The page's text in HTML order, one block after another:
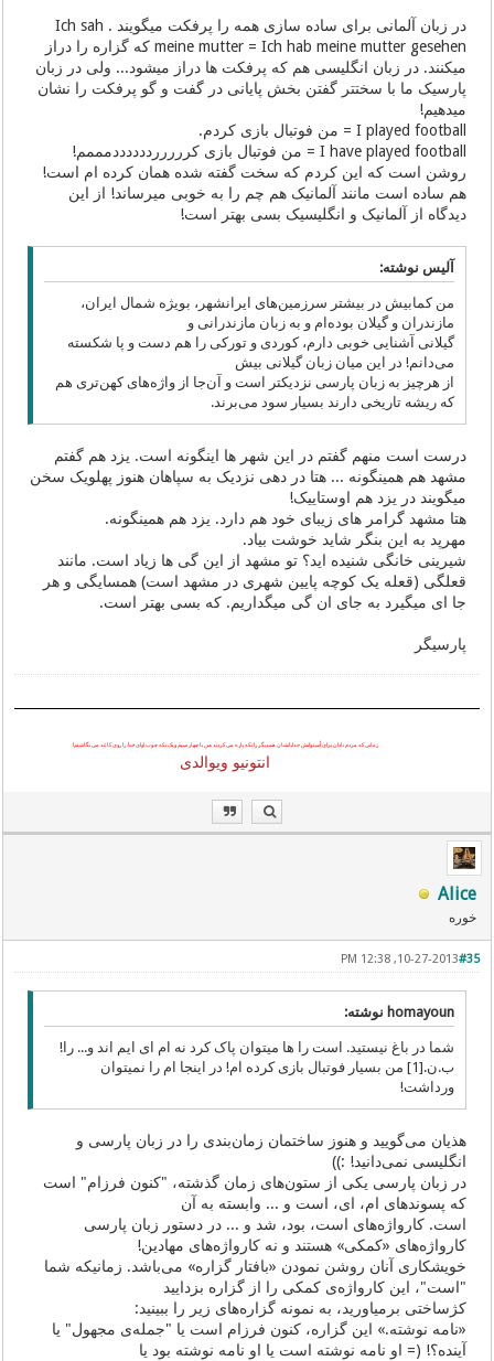
در زبان آلمانی برای ساده سازی همه را پرفکت میگویند . Ich sah
meine mutter = Ich hab meine mutter gesehen که گزاره را دراز
میکنند. در زبان انگلیسی هم که پرفکت ها دراز میشود... ولی در زبان
پارسیک ما با سختتر گفتن بخش پایانی در گفت و گو پرفکت را نشان
میدهیم!
I played football = من فوتبال بازی کردم.
I have played football = من فوتبال بازی کرررررددددددمممم!
روشن است که این کردم که سخت گفته شده همان کرده ام است!
هم ساده است مانند آلمانیک هم چم را به خوبی میرساند! از این
دیدگاه از آلمانیک و انگلیسیک بسی بهتر است!
آلیس نوشته:
من کمابیش در بیشتر سرزمین‌های ایرانشهر، بویژه شمال ایران،
مازندران و گیلان بوده‌ام و به زبان مازندرانی و
گیلانی آشنایی خوبی دارم، کوردی و تورکی را هم دست و پا شکسته
می‌دانم! در این میان زبان گیلانی بیش
از هرچیز به زبان پارسی نزدیکتر است و آن‌جا از واژه‌های کهن‌تری هم
که ریشه تاریخی دارند بسیار سود می‌برند.
درست است منهم گفتم در این شهر ها اینگونه است. یزد هم گفتم
مشهد هم همینگونه ... هتا در دهی نزدیک به سپاهان هنوز پهلویک سخن
میگویند در یزد هم اوستاییک!
هتا مشهد گرامر های زیبای خود هم دارد. یزد هم همینگونه.
مهرپد به این بنگر شاید خوشت بیاد.
شیرینی خانگی شنیده اید؟ تو مشهد از این گی ها زیاد است. مانند
قعلگی (قعله یک کوچه پایین شهری در مشهد است) همسایگی و هر
جا ای میگیرد به جای ان گی میگداریم. که بسی بهتر است.
پارسیگر
زمانی که مردم نادان برای اُستوانش خدایانشان همدیگر را تکه پاره می کردندمن با چهار سیم و یک تکه چوب اوایخدارا روی کاغذ می نگاشتم!
انتونیو ویوالدی
Alice
خوره
#35
10-27-2013, 12:38 PM
homayoun نوشته:
شما در باغ نیستید. است را ها میتوان پاک کرد نه ام ای ایم اند و... را!
ب.ن.[1] من بسیار فوتبال بازی کرده ام! در اینجا ام را نمیتوان
ورداشت!
هذیان می‌گویید و هنوز ساختمان زمان‌بندی را در زبان پارسی و
انگلیسی نمی‌دانید! :))
در زبان پارسی یکی از ستون‌های زمان گذشته، "کنون فرزام" است
که پسوندهای ام، ای، است و ... وابسته به آن
است. کارواژه‌های است، بود، شد و ... در دستور زبان پارسی
کارواژه‌های «کمکی» هستند و نه کارواژه‌های مهادین!
خویشکاری آنان روشن نمودن «بافتار گزاره» می‌باشد. زمانیکه شما
"است"، این کارواژه‌ی کمکی را از گزاره بزدایید
کژساختی برمیاورید، به نمونه گزاره‌های زیر را ببینید:
«نامه نوشته.» این گزاره، کنون فرزام است یا "جمله‌‌ی مجهول" یا
آینده؟! (= او نامه نوشته است یا او نامه نوشته بود یا